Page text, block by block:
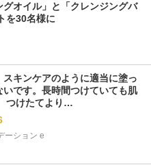
グオイル」と「クレンジングバ
を30名様に
スキンケアのように適当に塗っ
いです。長時間つけていても肌
つけたてより…
ーション e